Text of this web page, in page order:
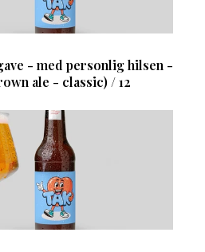
- med personlig hilsen -
ale - classic) / 12